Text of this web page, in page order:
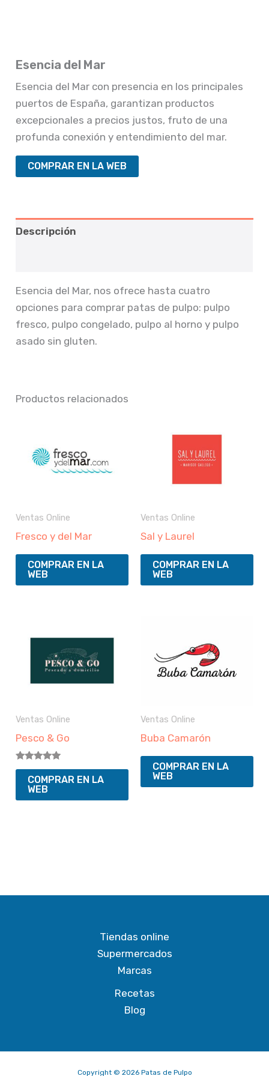
Esencia del Mar
Esencia del Mar con presencia en los principales
puertos de España, garantizan productos
excepcionales a precios justos, fruto de una
profunda conexión y entendimiento del mar.
COMPRAR EN LA WEB
Descripción
Esencia del Mar, nos ofrece hasta cuatro
opciones para comprar patas de pulpo: pulpo
fresco, pulpo congelado, pulpo al horno y pulpo
asado sin gluten.
Productos relacionados
Ventas Online
Fresco y del Mar
COMPRAR EN LA
WEB
Ventas Online
Sal y Laurel
COMPRAR EN LA
WEB
Ventas Online
Pesco & Go
Valorado
con
5.00
de 5
COMPRAR EN LA
WEB
Ventas Online
Buba Camarón
COMPRAR EN LA
WEB
Tiendas online
Supermercados
Marcas
Recetas
Blog
Copyright © 2026 Patas de Pulpo